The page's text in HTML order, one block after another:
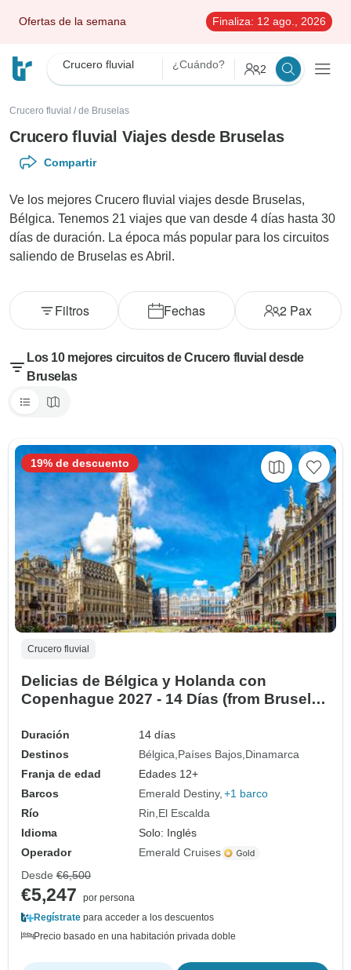
Ofertas de la semana Finaliza: 12 ago., 2026
Crucero fluvial ¿Cuándo? 2
Crucero fluvial / de Bruselas
Crucero fluvial Viajes desde Bruselas
Compartir
Ve los mejores Crucero fluvial viajes desde Bruselas,
Bélgica. Tenemos 21 viajes que van desde 4 días hasta 30
días de duración. La época más popular para los circuitos
saliendo de Bruselas es Abril.
Fechas 2 Pax
Filtros
Los 10 mejores circuitos de Crucero fluvial desde
Bruselas
Crucero fluvial
Delicias de Bélgica y Holanda con
Copenhague 2027 - 14 Días (from Bruselas
Duración
14 días
Destinos
Bélgica Países Bajos Dinamarca
Franja de edad
Edades 12+
Barcos
Emerald Destiny +1 barco
Río
Rin El Escalda
Idioma
Solo: Inglés
Operador
Emerald Cruises
19% de descuento
Desde €6,500
€5,247
por persona
Regístrate para acceder a los descuentos
Precio basado en una habitación privada doble